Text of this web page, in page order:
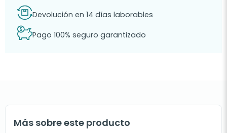
Devolución en 14 días laborables
Pago 100% seguro garantizado
Más sobre este producto